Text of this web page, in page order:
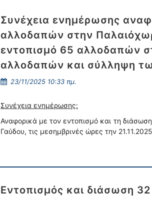
Συνέχεια ενημέρωσης
αλλοδαπών στην
εντοπισμό 65 αλλοδαπών
αλλοδαπών και σύλληψη
23/11/2025 10:33 πμ.
Συνέχεια ενημέρωσης:
Αναφορικά με τον εντοπισμό και τη
Γαύδου, τις μεσημβρινές ώρες την
Εντοπισμός και διάσωση